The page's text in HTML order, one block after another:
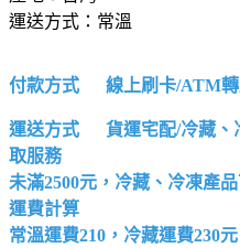
運送方式：常溫
付款方式 線上刷卡/ATM
運送方式 貨運宅配/冷藏、
取服務
未滿2500元，冷藏、冷凍產
運費計算
常溫運費210，冷藏運費230